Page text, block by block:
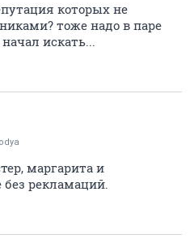
которых не
тоже надо в паре
искать...
маргарита и
без рекламаций.